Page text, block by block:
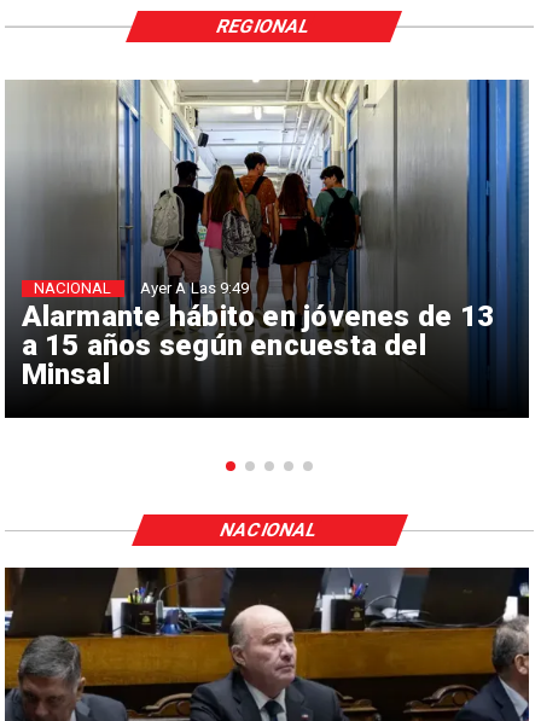
Alarmante hábito en jóvenes de 13
a 15 años según encuesta del
Minsal
NACIONAL Ayer A Las 9:49
REGIONAL
NACIONAL